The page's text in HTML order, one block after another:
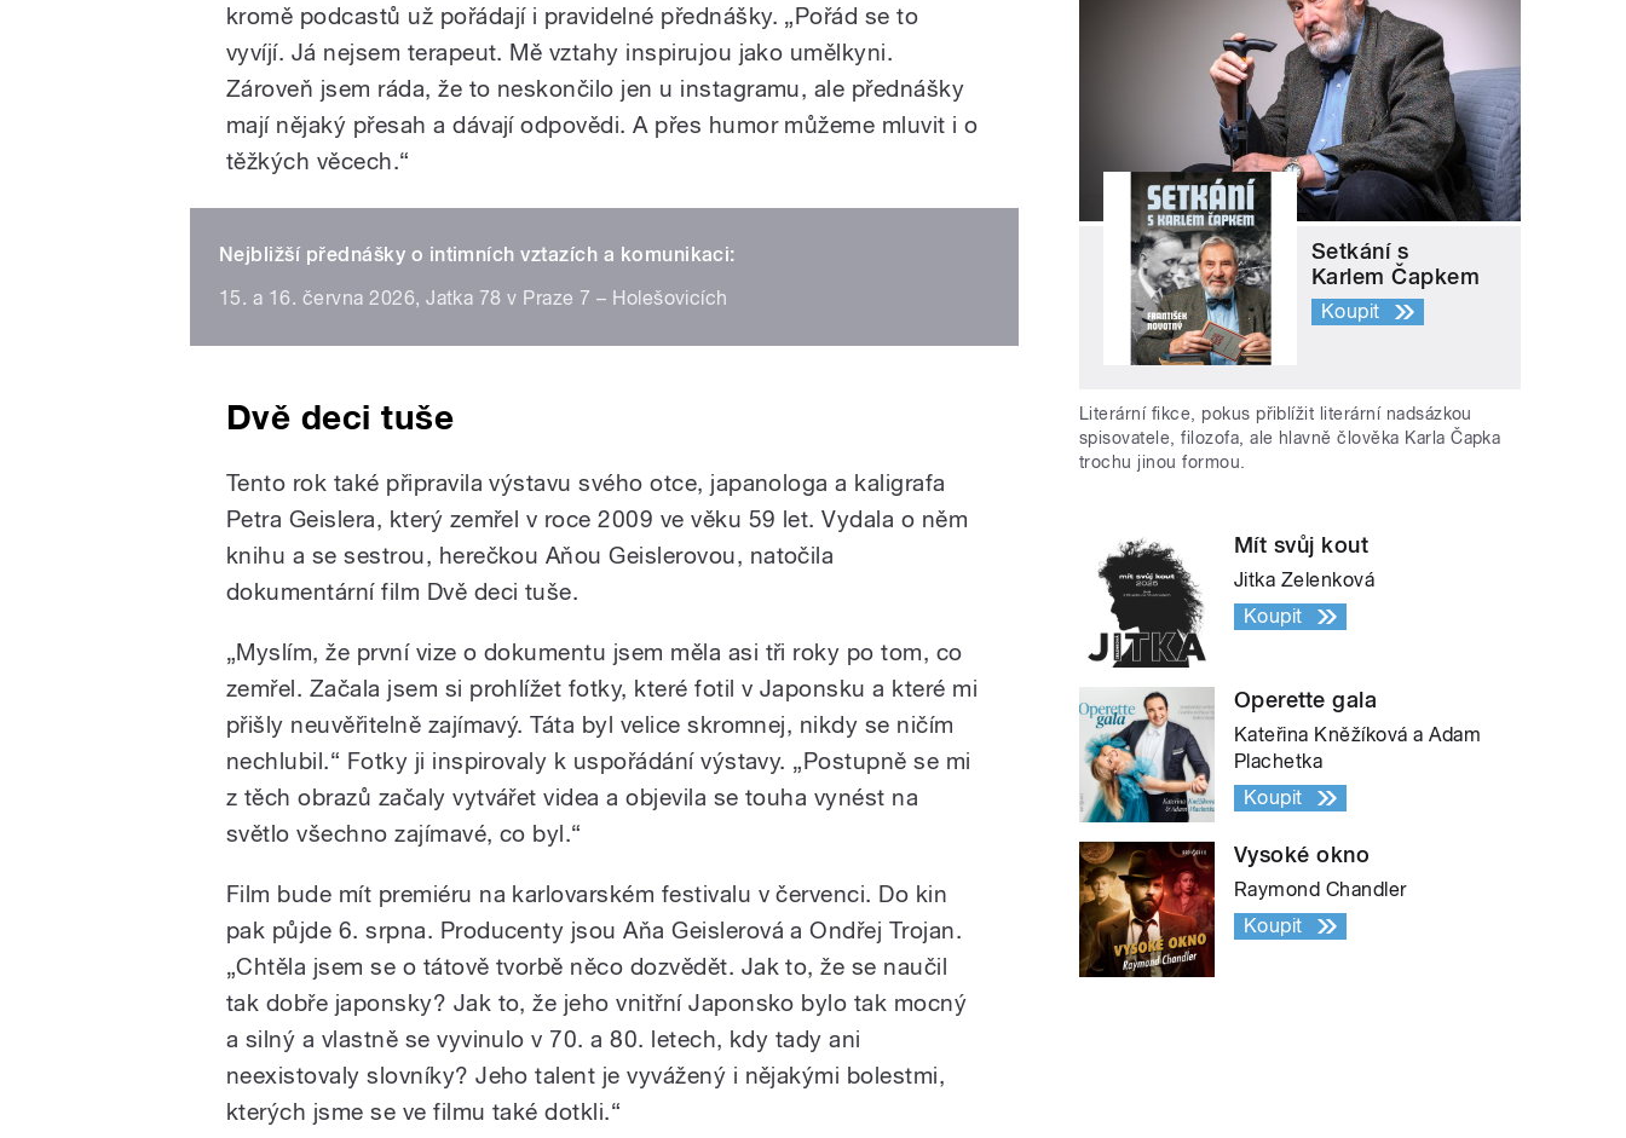
kromě podcastů už pořádají i pravidelné přednášky. „Pořád se to
vyvíjí. Já nejsem terapeut. Mě vztahy inspirujou jako umělkyni.
Zároveň jsem ráda, že to neskončilo jen u instagramu, ale přednášky
mají nějaký přesah a dávají odpovědi. A přes humor můžeme mluvit i o
těžkých věcech.“
Nejbližší přednášky o intimních vztazích a komunikaci:
15. a 16. června 2026, Jatka 78 v Praze 7 – Holešovicích
Dvě deci tuše
Tento rok také připravila výstavu svého otce, japanologa a kaligrafa
Petra Geislera, který zemřel v roce 2009 ve věku 59 let. Vydala o něm
knihu a se sestrou, herečkou Aňou Geislerovou, natočila
dokumentární film Dvě deci tuše.
„Myslím, že první vize o dokumentu jsem měla asi tři roky po tom, co
zemřel. Začala jsem si prohlížet fotky, které fotil v Japonsku a které mi
přišly neuvěřitelně zajímavý. Táta byl velice skromnej, nikdy se ničím
nechlubil.“ Fotky ji inspirovaly k uspořádání výstavy. „Postupně se mi
z těch obrazů začaly vytvářet videa a objevila se touha vynést na
světlo všechno zajímavé, co byl.“
Film bude mít premiéru na karlovarském festivalu v červenci. Do kin
pak půjde 6. srpna. Producenty jsou Aňa Geislerová a Ondřej Trojan.
„Chtěla jsem se o tátově tvorbě něco dozvědět. Jak to, že se naučil
tak dobře japonsky? Jak to, že jeho vnitřní Japonsko bylo tak mocný
a silný a vlastně se vyvinulo v 70. a 80. letech, kdy tady ani
neexistovaly slovníky? Jeho talent je vyvážený i nějakými bolestmi,
kterých jsme se ve filmu také dotkli.“
Setkání s
Karlem Čapkem
Koupit
Literární fikce, pokus přiblížit literární nadsázkou
spisovatele, filozofa, ale hlavně člověka Karla Čapka
trochu jinou formou.
Mít svůj kout
Jitka Zelenková
Koupit
Operette gala
Kateřina Kněžíková a Adam
Plachetka
Koupit
Vysoké okno
Raymond Chandler
Koupit